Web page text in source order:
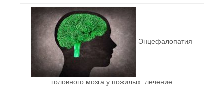
Энцефалопатия
головного мозга у пожилых: лечение